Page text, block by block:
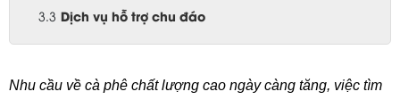
Dịch vụ hỗ trợ chu đáo
Nhu cầu về cà phê chất lượng cao ngày càng tăng, việc tìm